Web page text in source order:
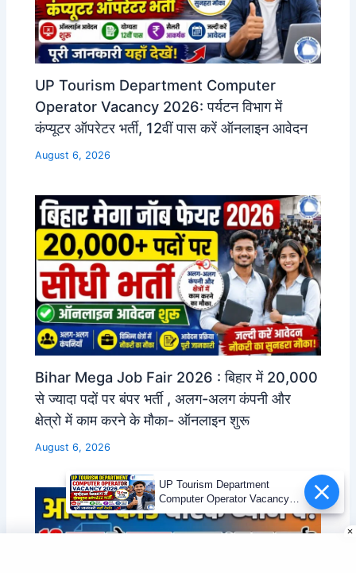
UP Tourism Department Computer
Operator Vacancy 2026: पर्यटन विभाग में
कंप्यूटर ऑपरेटर भर्ती, 12वीं पास करें ऑनलाइन आवेदन
August 6, 2026
Bihar Mega Job Fair 2026 : बिहार में 20,000
से ज्यादा पदों पर बंपर भर्ती , अलग-अलग कंपनी और
क्षेत्रो में काम करने के मौका- ऑनलाइन शुरू
August 6, 2026
UP Tourism Department
Computer Operator Vacancy
2026 | 12वीं पास भर्ती